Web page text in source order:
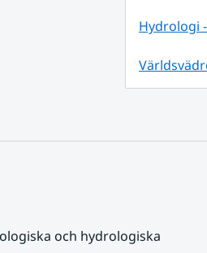
Hydrologi
och hydrologiska